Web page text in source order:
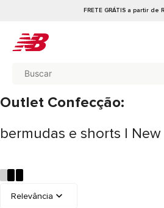
FRETE GRÁTIS a partir de
Outlet Confecção:
bermudas e shorts |